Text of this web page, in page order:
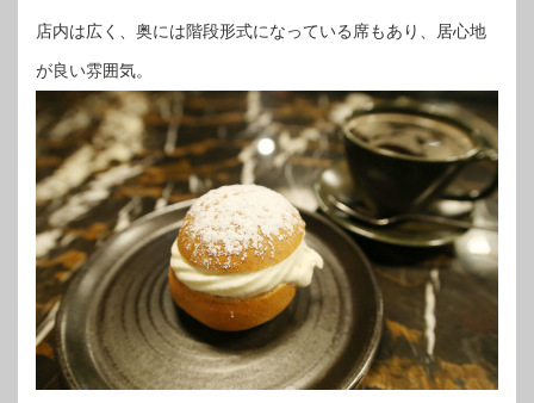
店内は広く、奥には階段形式になっている席もあり、居心地
が良い雰囲気。